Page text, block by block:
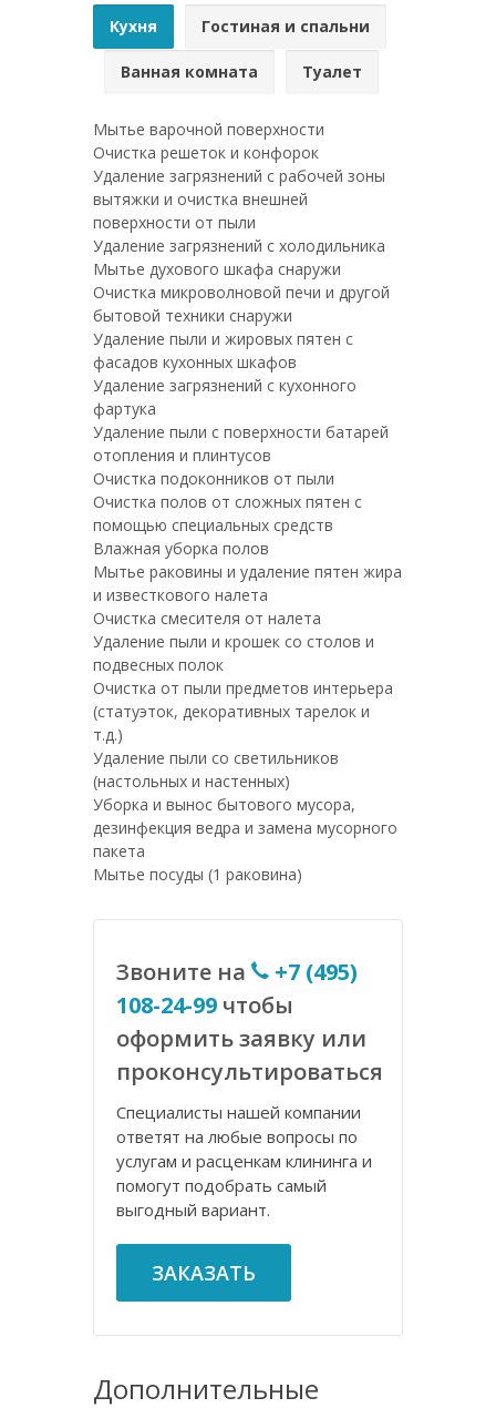
Кухня Гостиная и спальни
Ванная комната Туалет
Мытье варочной поверхности
Очистка решеток и конфорок
Удаление загрязнений с рабочей зоны
вытяжки и очистка внешней
поверхности от пыли
Удаление загрязнений с холодильника
Мытье духового шкафа снаружи
Очистка микроволновой печи и другой
бытовой техники снаружи
Удаление пыли и жировых пятен с
фасадов кухонных шкафов
Удаление загрязнений с кухонного
фартука
Удаление пыли с поверхности батарей
отопления и плинтусов
Очистка подоконников от пыли
Очистка полов от сложных пятен с
помощью специальных средств
Влажная уборка полов
Мытье раковины и удаление пятен жира
и известкового налета
Очистка смесителя от налета
Удаление пыли и крошек со столов и
подвесных полок
Очистка от пыли предметов интерьера
(статуэток, декоративных тарелок и
т.д.)
Удаление пыли со светильников
(настольных и настенных)
Уборка и вынос бытового мусора,
дезинфекция ведра и замена мусорного
пакета
Мытье посуды (1 раковина)
Звоните на
+7 (495)
108-24-99 чтобы
оформить заявку или
проконсультироваться
Специалисты нашей компании
ответят на любые вопросы по
услугам и расценкам клининга и
помогут подобрать самый
выгодный вариант.
ЗАКАЗАТЬ
Дополнительные